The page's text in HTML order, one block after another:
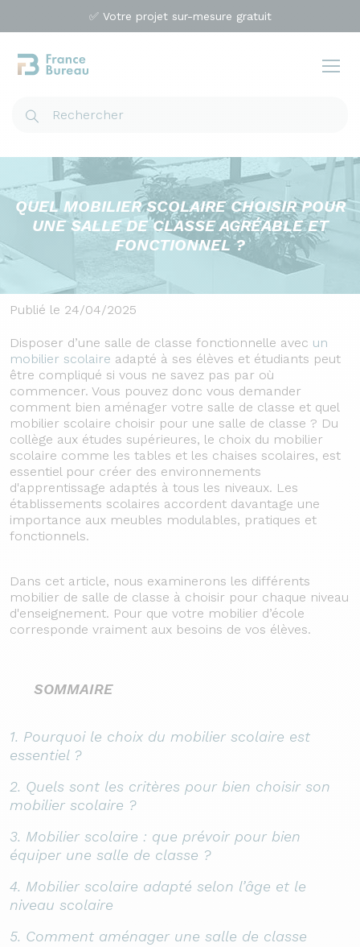
✅ Votre projet sur-mesure gratuit
QUEL MOBILIER SCOLAIRE CHOISIR POUR
UNE SALLE DE CLASSE AGRÉABLE ET
FONCTIONNEL ?
Publié le 24/04/2025
Disposer d’une salle de classe fonctionnelle avec un
mobilier scolaire adapté à ses élèves et étudiants peut
être compliqué si vous ne savez pas par où
commencer. Vous pouvez donc vous demander
comment bien aménager votre salle de classe et quel
mobilier scolaire choisir pour une salle de classe ? Du
collège aux études supérieures, le choix du mobilier
scolaire comme les tables et les chaises scolaires, est
essentiel pour créer des environnements
d'apprentissage adaptés à tous les niveaux. Les
établissements scolaires accordent davantage une
importance aux meubles modulables, pratiques et
fonctionnels.
Dans cet article, nous examinerons les différents
mobilier de salle de classe à choisir pour chaque niveau
d'enseignement. Pour que votre mobilier d’école
corresponde vraiment aux besoins de vos élèves.
SOMMAIRE
1. Pourquoi le choix du mobilier scolaire est
essentiel ?
2. Quels sont les critères pour bien choisir son
mobilier scolaire ?
3. Mobilier scolaire : que prévoir pour bien
équiper une salle de classe ?
4. Mobilier scolaire adapté selon l’âge et le
niveau scolaire
5. Comment aménager une salle de classe